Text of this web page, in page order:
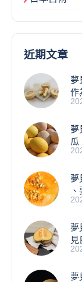
近期文章
夢
作
夢
瓜
夢
夢
見
夢